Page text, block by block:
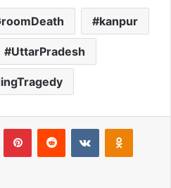
kanpur
UttarPradesh
PinterestReddit VKontakte